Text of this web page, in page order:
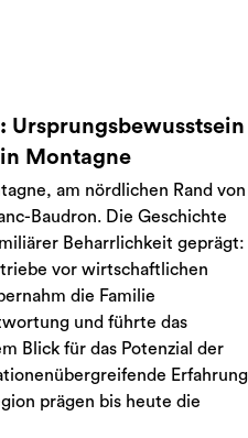
Ursprungsbewusstsein
Montagne
am nördlichen Rand von
Baudron. Die Geschichte
Beharrlichkeit geprägt:
vor wirtschaftlichen
die Familie
und führte das
Blick für das Potenzial der
Erfahrung
prägen bis heute die